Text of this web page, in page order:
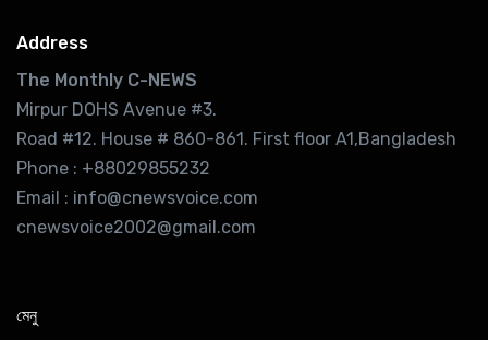
Address
The Monthly C-NEWS
Mirpur DOHS Avenue #3.
Road #12. House # 860-861. First floor A1,Bangladesh
Phone : +88029855232
Email : info@cnewsvoice.com
cnewsvoice2002@gmail.com
মেনু